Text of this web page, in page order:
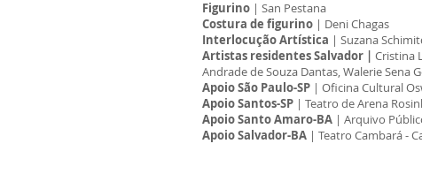
Figurino | San Pestana
Costura de figurino | Deni Chagas
Interlocução Artística | Suzana
Artistas residentes Salvador | Cristina
Andrade de Souza Dantas, Walerie Sena
Apoio São Paulo-SP | Oficina Cultural
Apoio Santos-SP | Teatro de Arena
Apoio Santo Amaro-BA | Arquivo
Apoio Salvador-BA | Teatro Cambará -